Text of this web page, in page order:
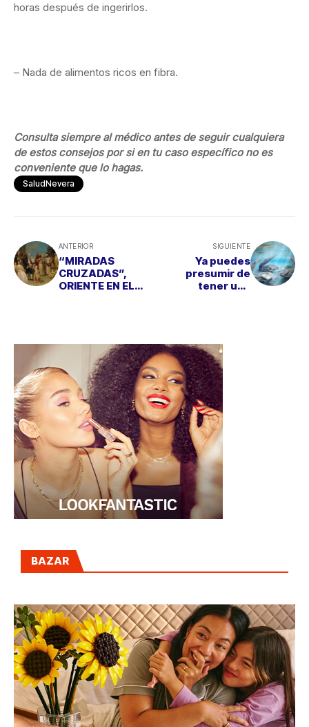
horas después de ingerirlos.
– Nada de alimentos ricos en fibra.
Consulta siempre al médico antes de seguir cualquiera
de estos consejos por si en tu caso específico no es
conveniente que lo hagas.
SaludNevera
ANTERIOR
“MIRADAS
CRUZADAS”,
ORIENTE EN EL
SIGUIENTE
Ya puedes
presumir de
tener una
BAZAR